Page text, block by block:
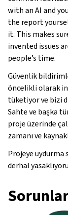
with an AI and
the report
it. This makes
invented issues
people’s time.
Güvenlik
öncelikli olarak
tüketiyor ve bizi
Sahte ve başka
proje üzerinde
zamanı ve
Projeye uydurma
derhal